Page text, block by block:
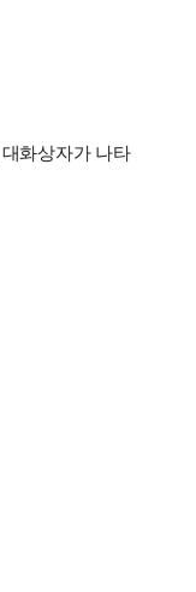
화상자가 나타